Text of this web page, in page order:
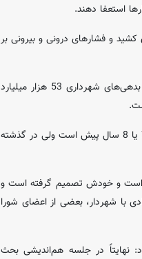
استعفا دهند.
زمان 7 ماهه زحمات زیادی کشید و فشارهای درونی و بیرونی بر
رئیس کمیسیون حمل‌ونقل و عمران شورای اسلامی شهر تهران گفت: بدهی‌های شهرداری 53 هزار میلیارد
علیخانی اظهار داشت: بعضی از مطالبات در شهرداری تهران مربوط به 7 یا 8 سال پیش است ولی در گذشته
است و خودش تصمیم گرفته است و
با شهردار، بعضی از اعضای شورا
نهایتاً در جلسه هم‌اندیشی بحث